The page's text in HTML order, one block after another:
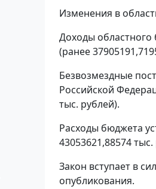
Изменения в
Доходы областного
(ранее
Безвозмездные
Российской
тыс. рублей).
Расходы бюджета
43053621,88574 тыс.
Закон вступает в
опубликования.